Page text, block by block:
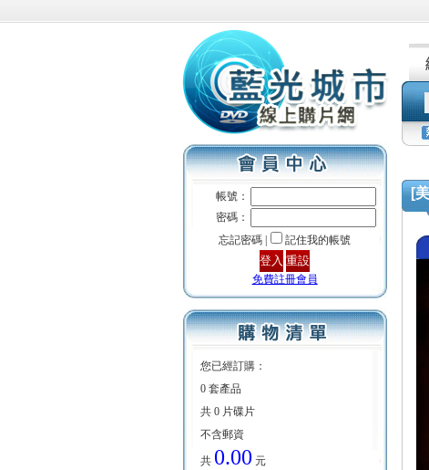
帳號：
密碼：
忘記密碼 |
記住我的帳號
免費註冊會員
您已經訂購：
0 套產品
共 0 片碟片
不含郵資
共 0.00 元
[